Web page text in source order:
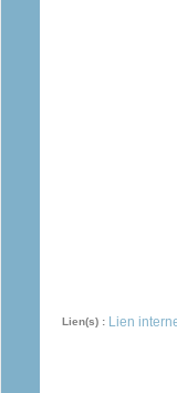
Lien(s) : Lien